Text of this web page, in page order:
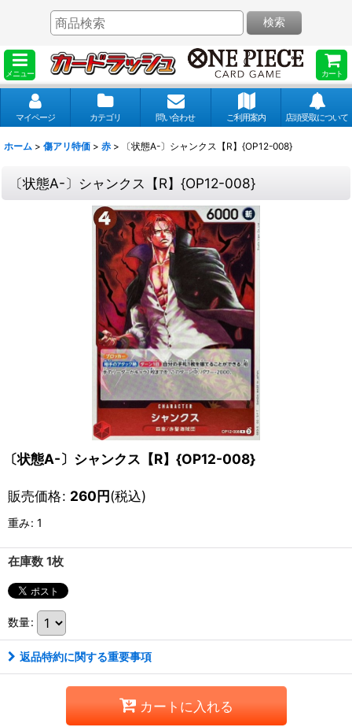
メニュー カート
検索
マイページ カテゴリ 問い合わせ ご利用案内 店頭受取について
ホーム > 傷アリ特価 > 赤 > 〔状態A-〕シャンクス【R】{OP12-008}
〔状態A-〕シャンクス【R】{OP12-008}
〔状態A-〕シャンクス【R】{OP12-008}
販売価格: 260円(税込)
重み: 1
在庫数 1枚
数量:
返品特約に関する重要事項
カートに入れる